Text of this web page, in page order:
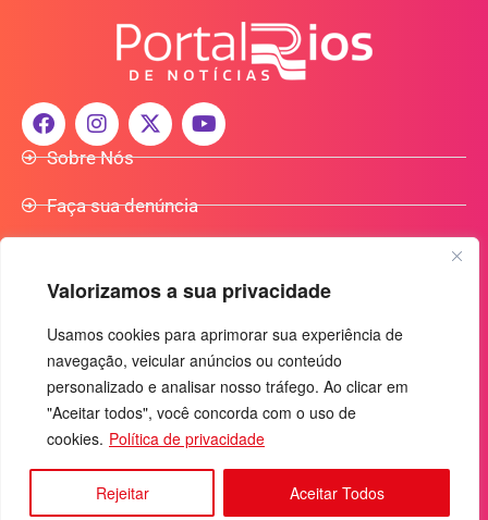
Valorizamos a sua privacidade
Usamos cookies para aprimorar sua experiência de
navegação, veicular anúncios ou conteúdo
personalizado e analisar nosso tráfego. Ao clicar em
"Aceitar todos", você concorda com o uso de
cookies. Política de privacidade
Rejeitar Aceitar Todos
Sobre Nós
Faça sua denúncia
Anuncie Conosco
+55 (92) 3085-7464
comercialradio95.7fm@gmail.com
Av. Rio Madeira, 444 - Nossa Sra. das Graças